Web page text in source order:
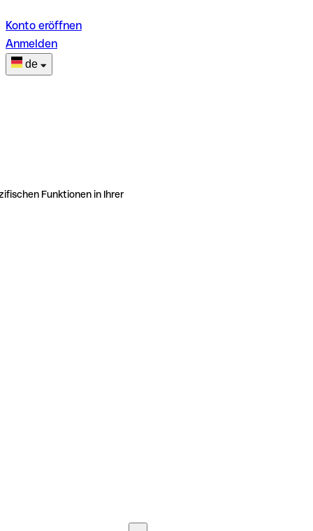
Konto eröffnen
Anmelden
de
Funktionen in Ihrer